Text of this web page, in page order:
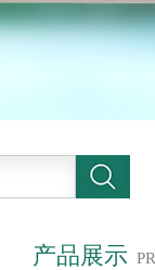
产品展示